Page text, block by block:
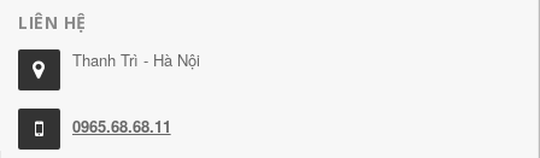
LIÊN HỆ
Thanh Trì - Hà Nội
0965.68.68.11